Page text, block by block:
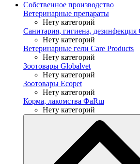
Собственное производство
Ветеринарные препараты
Нету категорий
Санитария, гигиена, дезинфекция
Нету категорий
Ветеринарные гели Care Products
Нету категорий
Зоотовары Globalvet
Нету категорий
Зоотовары Ecopet
Нету категорий
Корма, лакомства ФaRш
Нету категорий